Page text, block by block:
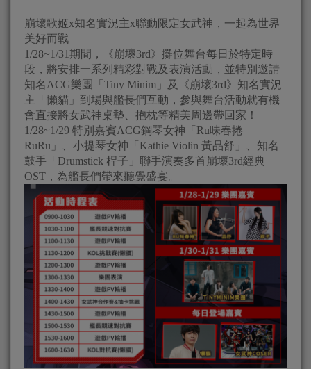
崩壞歌姬x知名實況主x聯動限定女武神，一起為世界
美好而戰
1/28~1/31期間，《崩壞3rd》攤位舞台每日於特定時
段，將安排一系列精彩對戰及表演活動，並特別邀請
知名ACG樂團「Tiny Minim」及《崩壞3rd》知名實況
主「懶貓」到場與艦長們互動，參與舞台活動就有機
會直接將女武神桌墊、抱枕等精美周邊帶回家！
1/28~1/29 特別嘉賓ACG鋼琴女神「Ru味春捲
RuRu」、小提琴女神「Kathie Violin 黃品舒」、知名
鼓手「Drumstick 桿子」聯手演奏多首崩壞3rd經典
OST，為艦長們帶來聽覺盛宴。